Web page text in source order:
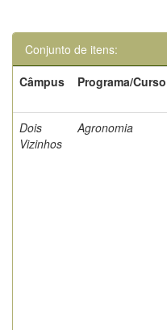
Conjunto de itens:
Câmpus
Programa/Curso
Dois
Vizinhos
Agronomia